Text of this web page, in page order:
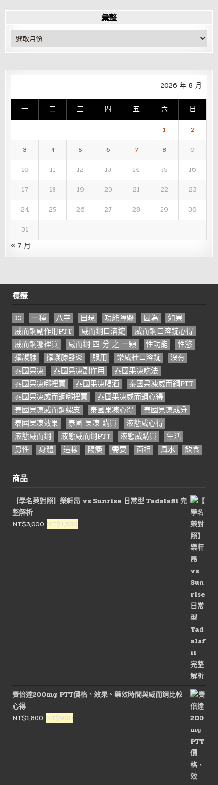
彙整
彙
整
2026 年 8 月
一 二 三 四 五 六 日
1
2
3
4 5 6 7 8
9
10
11 12 13 14 15
16
17
18 19 20 21 22
23
24
25 26 27 28 29
30
31
« 7 月
標籤
IG 一種 八字 出現 功能障礙 因為
如果
威而鋼副作用PTT
威而鋼口溶錠
威而鋼口溶錠心得
威而鋼哪裡買
威而鋼 四 分 之 一顆 性功能
性慾
攝護腺
攝護腺發炎 服用 樂威壯口溶錠
沒有
泰國果凍
泰國果凍副作用
泰國果凍吃法
泰國果凍哪裡買
泰國果凍喝酒
泰國果凍威而鋼PTT
泰國果凍威而鋼哪裡買
泰國果凍威而鋼心得
泰國果凍威而鋼蝦皮
泰國果凍心得
泰國果凍成分
泰國果凍效果
泰國 果凍 購買
液態威心得
液態威而鋼
液態威而鋼PTT 液態威購買
生活
男性
身體 這樣 陽痿 需要 面相 風水 飲食
商品
【學名藥對照】樂軒昂 vs Sunrise 日常型 Tadalafil 完
整解析
NT$3,000 原
NT$1,500
賽倍達200mg PTT價格、效果、藥效時間與威而鋼比較
心得
NT$1,800 原
NT$900